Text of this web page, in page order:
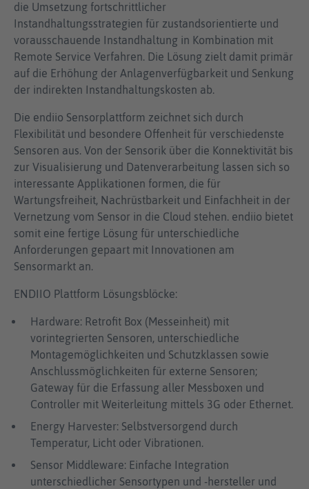
die Umsetzung fortschrittlicher
Instandhaltungsstrategien für zustandsorientierte und
vorausschauende Instandhaltung in Kombination mit
Remote Service Verfahren. Die Lösung zielt damit primär
auf die Erhöhung der Anlagenverfügbarkeit und Senkung
der indirekten Instandhaltungskosten ab.
Die endiio Sensorplattform zeichnet sich durch
Flexibilität und besondere Offenheit für verschiedenste
Sensoren aus. Von der Sensorik über die Konnektivität bis
zur Visualisierung und Datenverarbeitung lassen sich so
interessante Applikationen formen, die für
Wartungsfreiheit, Nachrüstbarkeit und Einfachheit in der
Vernetzung vom Sensor in die Cloud stehen. endiio bietet
somit eine fertige Lösung für unterschiedliche
Anforderungen gepaart mit Innovationen am
Sensormarkt an.
ENDIIO Plattform Lösungsblöcke:
Hardware: Retrofit Box (Messeinheit) mit
vorintegrierten Sensoren, unterschiedliche
Montagemöglichkeiten und Schutzklassen sowie
Anschlussmöglichkeiten für externe Sensoren;
Gateway für die Erfassung aller Messboxen und
Controller mit Weiterleitung mittels 3G oder Ethernet.
Energy Harvester: Selbstversorgend durch
Temperatur, Licht oder Vibrationen.
Sensor Middleware: Einfache Integration
unterschiedlicher Sensortypen und -hersteller und